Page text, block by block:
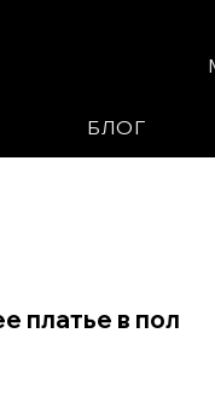
БЛОГ
платье в пол